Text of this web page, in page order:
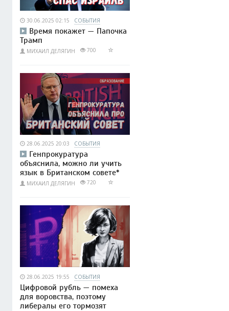
30.06.2025 02:15 СОБЫТИЯ
Время покажет — Папочка
Трамп
МИХАИЛ ДЕЛЯГИН 700
28.06.2025 20:03 СОБЫТИЯ
Генпрокуратура
объяснила, можно ли учить
язык в Британском совете*
МИХАИЛ ДЕЛЯГИН 720
28.06.2025 19:55 СОБЫТИЯ
Цифровой рубль — помеха
для воровства, поэтому
либералы его тормозят